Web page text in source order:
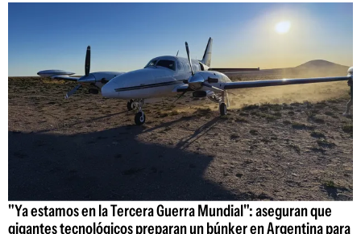
"Ya estamos en la Tercera Guerra Mundial": aseguran que
gigantes tecnológicos preparan un búnker en Argentina para